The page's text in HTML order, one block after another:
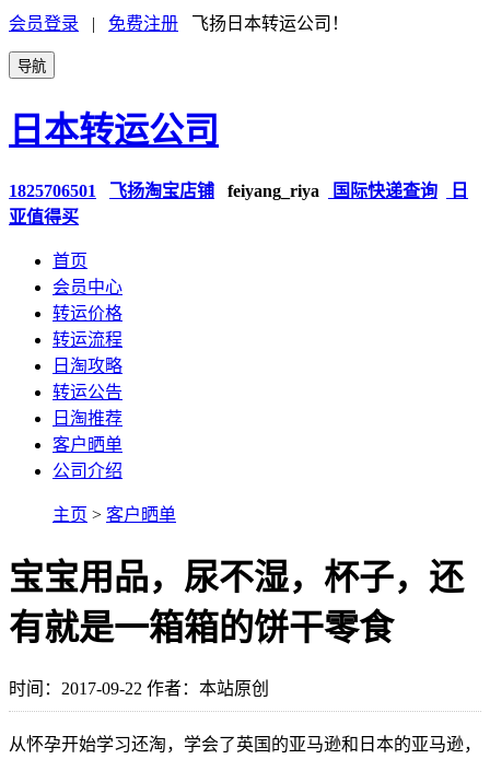
会员登录 | 免费注册 飞扬日本转运公司！
导航
日本转运公司
1825706501 飞扬淘宝店铺 feiyang_riya 国际快递查询
日
亚值得买
首页
会员中心
转运价格
转运流程
日淘攻略
转运公告
日淘推荐
客户晒单
公司介绍
主页 > 客户晒单
宝宝用品，尿不湿，杯子，还
有就是一箱箱的饼干零食
时间：2017-09-22 作者：本站原创
从怀孕开始学习还淘，学会了英国的亚马逊和日本的亚马逊，